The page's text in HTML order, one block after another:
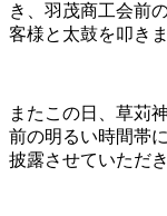
き、羽茂商工会前
客様と太鼓を叩き
またこの日、草苅
前の明るい時間帯
披露させていただ